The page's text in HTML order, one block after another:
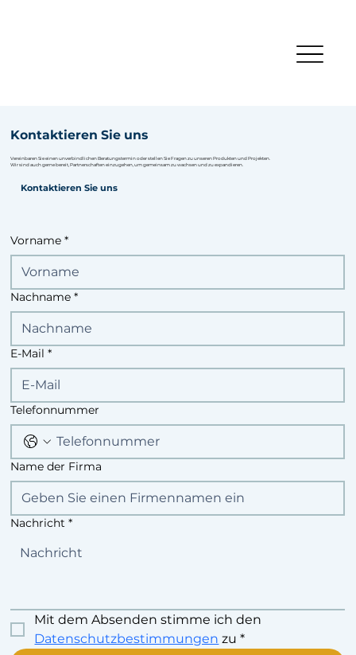
Kontaktieren Sie uns
Vereinbaren Sie einen unverbindlichen Beratungstermin oder stellen Sie Fragen zu unseren Produkten und Projekten.
Wir sind auch gerne bereit, Partnerschaften einzugehen, um gemeinsam zu wachsen und zu expandieren.
Kontaktieren Sie uns
Vorname *
Nachname *
E-Mail *
Telefonnummer
Name der Firma
Nachricht *
Datenschutzbestimmungen zu *